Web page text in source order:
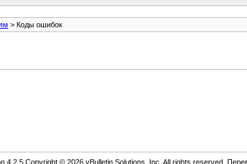
> Коды ошибок
4.2.5 Copyright © 2026 vBulletin Solutions, Inc. All rights reserved.